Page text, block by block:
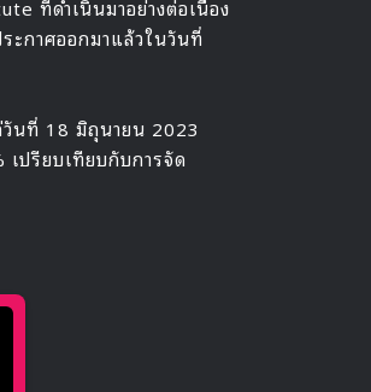
ที่ดำเนินมาอย่างต่อเนื่อง
ะกาศออกมาแล้วในวันที่
วันที่ 18 มิถุนายน 2023
ปรียบเทียบกับการจัด